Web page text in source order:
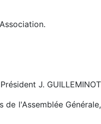
J. GUILLEMINOT
l'Assemblée Générale,